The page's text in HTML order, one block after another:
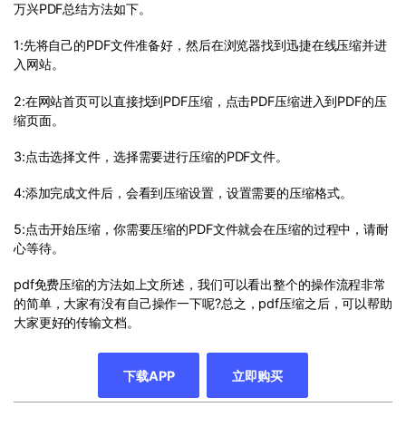
万兴PDF总结方法如下。
1:先将自己的PDF文件准备好，然后在浏览器找到迅捷在线压缩并进
入网站。
2:在网站首页可以直接找到PDF压缩，点击PDF压缩进入到PDF的压
缩页面。
3:点击选择文件，选择需要进行压缩的PDF文件。
4:添加完成文件后，会看到压缩设置，设置需要的压缩格式。
5:点击开始压缩，你需要压缩的PDF文件就会在压缩的过程中，请耐
心等待。
pdf免费压缩的方法如上文所述，我们可以看出整个的操作流程非常
的简单，大家有没有自己操作一下呢?总之，pdf压缩之后，可以帮助
大家更好的传输文档。
下载APP 立即购买